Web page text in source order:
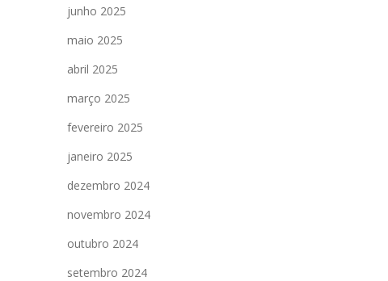
junho 2025
maio 2025
abril 2025
março 2025
fevereiro 2025
janeiro 2025
dezembro 2024
novembro 2024
outubro 2024
setembro 2024